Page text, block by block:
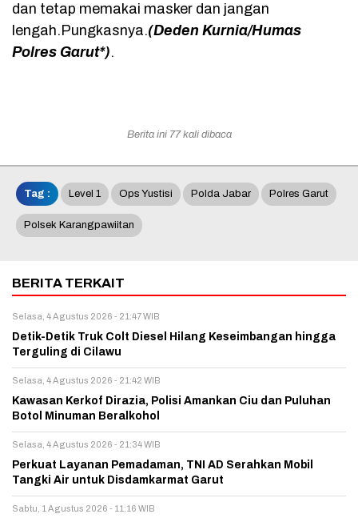
dan tetap memakai masker dan jangan
lengah.Pungkasnya.(Deden Kurnia/Humas
Polres Garut*).
Berita ini 77 kali dibaca
Tag : Level 1 Ops Yustisi Polda Jabar Polres Garut
Polsek Karangpawiitan
BERITA TERKAIT
Selasa, 4 Agustus 2026 - 21:47 WIB
Detik-Detik Truk Colt Diesel Hilang Keseimbangan hingga
Terguling di Cilawu
Selasa, 4 Agustus 2026 - 21:42 WIB
Kawasan Kerkof Dirazia, Polisi Amankan Ciu dan Puluhan
Botol Minuman Beralkohol
Selasa, 4 Agustus 2026 - 21:34 WIB
Perkuat Layanan Pemadaman, TNI AD Serahkan Mobil
Tangki Air untuk Disdamkarmat Garut
Sabtu, 1 Agustus 2026 - 11:16 WIB